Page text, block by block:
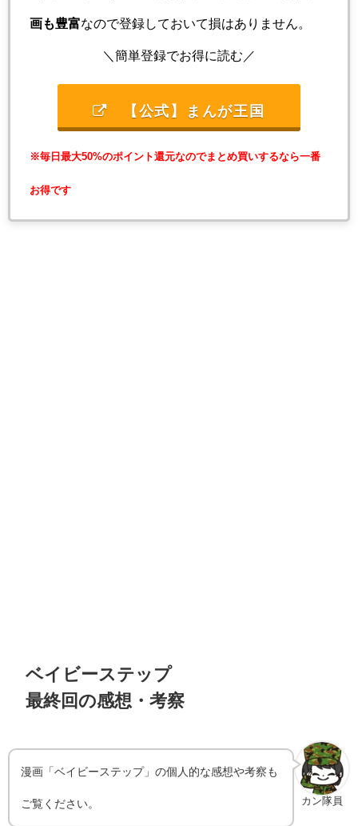
画も豊富なので登録しておいて損はありません。
＼簡単登録でお得に読む／
【公式】まんが王国
※毎日最大50%のポイント還元なのでまとめ買いするなら一番
お得です
ベイビーステップ
最終回の感想・考察
カン隊員
漫画「ベイビーステップ」の個人的な感想や考察も
ご覧ください。